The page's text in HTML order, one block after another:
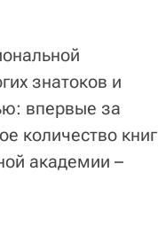
знатоков и
впервые за
количество книг
академии –